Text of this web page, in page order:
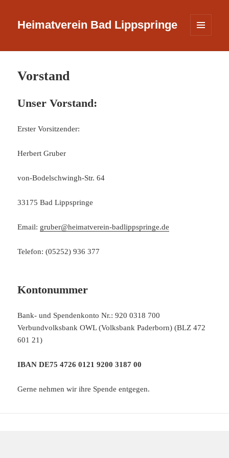
Heimatverein Bad Lippspringe
WIDGETS
Vorstand
Unser Vorstand:
Erster Vorsitzender:
Herbert Gruber
von-Bodelschwingh-Str. 64
33175 Bad Lippspringe
Email: gruber@heimatverein-badlippspringe.de
Telefon: (05252) 936 377
Kontonummer
Bank- und Spendenkonto Nr.: 920 0318 700
Verbundvolksbank OWL (Volksbank Paderborn) (BLZ 472
601 21)
IBAN DE75 4726 0121 9200 3187 00
Gerne nehmen wir ihre Spende entgegen.